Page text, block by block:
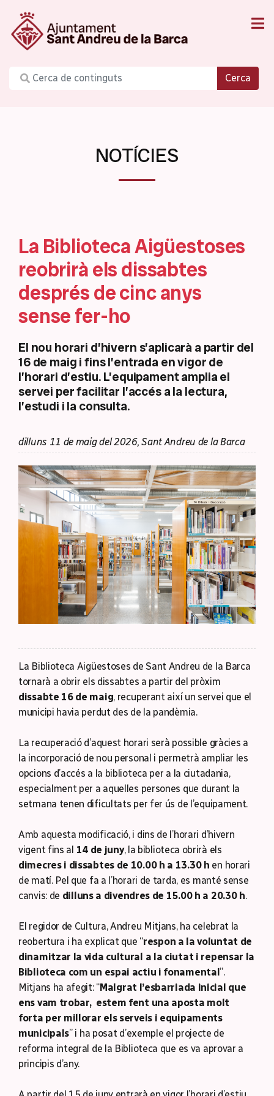
Cerca
NOTÍCIES
La Biblioteca Aigüestoses
reobrirà els dissabtes
després de cinc anys
sense fer-ho
El nou horari d’hivern s’aplicarà a partir del
16 de maig i fins l’entrada en vigor de
l’horari d’estiu. L’equipament amplia el
servei per facilitar l’accés a la lectura,
l’estudi i la consulta.
dilluns 11 de maig del 2026, Sant Andreu de la Barca
La Biblioteca Aigüestoses de Sant Andreu de la Barca
tornarà a obrir els dissabtes a partir del pròxim
dissabte 16 de maig, recuperant així un servei que el
municipi havia perdut des de la pandèmia.
La recuperació d’aquest horari serà possible gràcies a
la incorporació de nou personal i permetrà ampliar les
opcions d’accés a la biblioteca per a la ciutadania,
especialment per a aquelles persones que durant la
setmana tenen dificultats per fer ús de l’equipament.
Amb aquesta modificació, i dins de l’horari d’hivern
vigent fins al 14 de juny, la biblioteca obrirà els
dimecres i dissabtes de 10.00 h a 13.30 h en horari
de matí. Pel que fa a l’horari de tarda, es manté sense
canvis: de dilluns a divendres de 15.00 h a 20.30 h.
El regidor de Cultura, Andreu Mitjans, ha celebrat la
reobertura i ha explicat que “respon a la voluntat de
dinamitzar la vida cultural a la ciutat i repensar la
Biblioteca com un espai actiu i fonamental”.
Mitjans ha afegit: “Malgrat l’esbarriada inicial que
ens vam trobar, estem fent una aposta molt
forta per millorar els serveis i equipaments
municipals” i ha posat d’exemple el projecte de
reforma integral de la Biblioteca que es va aprovar a
principis d’any.